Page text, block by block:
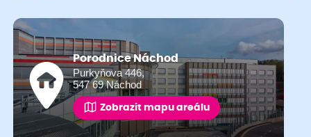
Porodnice Náchod
Purkyňova 446,
547 69 Náchod
Zobrazit mapu areálu